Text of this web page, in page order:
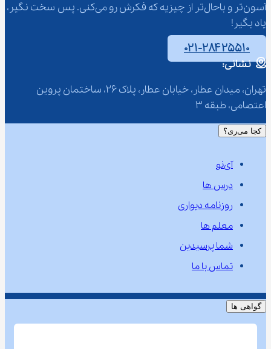
آسون‌تر و باحال‌تر از چیزیه که فکرش رو می‌کنی. پس سخت نگیر،
یاد بگیر!
۰۲۱-۲۸۴۲۵۵۱۰
نشانی:
تهران، میدان عطار، خیابان عطار، پلاک 26، ساختمان پروین
اعتصامی، طبقه 3
کجا می‌ری؟
آی‌نو
درس ها
روزنامه دیواری
معلم ها
شما پرسیدین
تماس با ما
گواهی ها